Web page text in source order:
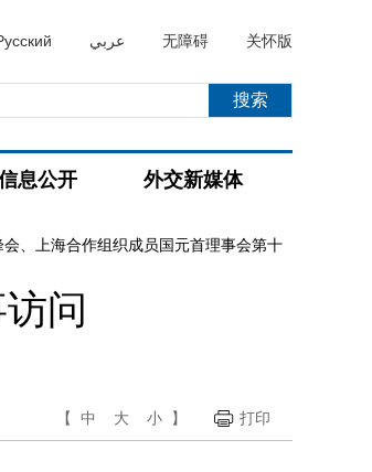
عربي 无障碍 关怀版
息公开 外交新媒体
、上海合作组织成员国元首理事会第十
问
【 中 大 小 】 打印